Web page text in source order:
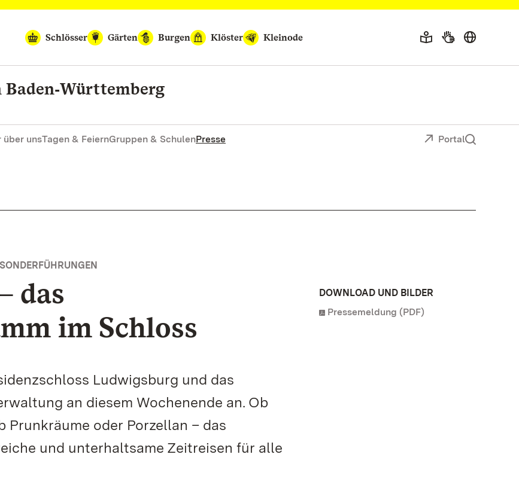
Schlösser
Gärten Burgen Klöster Kleinode
über unsTagen & FeiernGruppen & SchulenPresse Portal
das
im Schloss
Ludwigsburg und das
an diesem Wochenende an. Ob
oder Porzellan – das
und unterhaltsame Zeitreisen für alle
DOWNLOAD UND BILDER
Pressemeldung (PDF)